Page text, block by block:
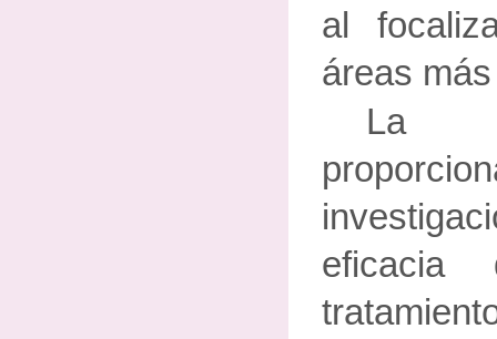
al
áreas
La
eficacia